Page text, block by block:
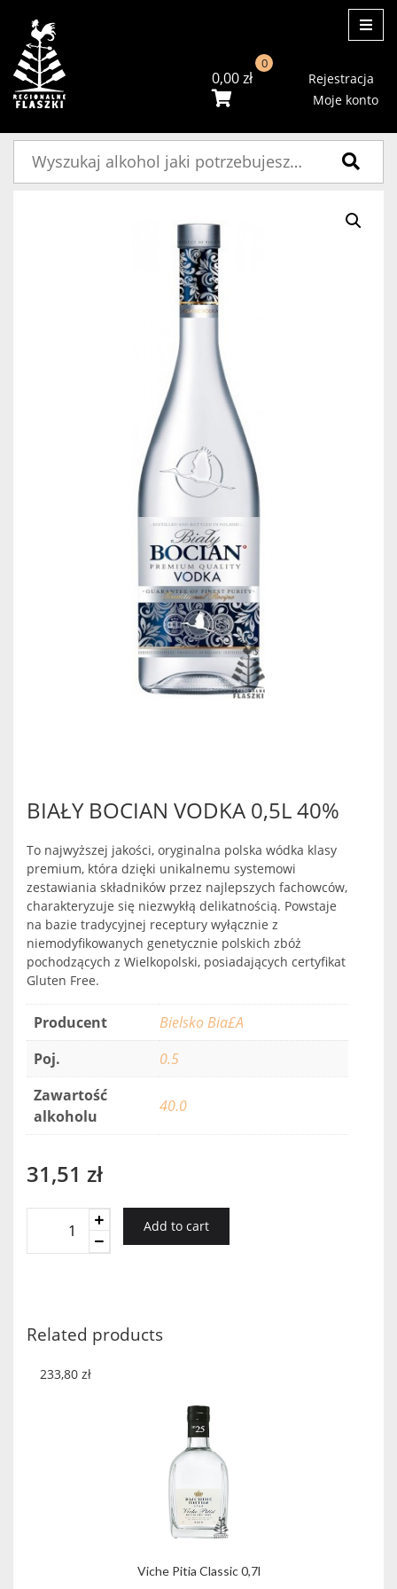
0,00zł
0
Rejestracja
Moje konto
BIAŁY BOCIAN VODKA 0,5L 40%
To najwyższej jakości, oryginalna polska wódka klasy
premium, która dzięki unikalnemu systemowi
zestawiania składników przez najlepszych fachowców,
charakteryzuje się niezwykłą delikatnością. Powstaje
na bazie tradycyjnej receptury wyłącznie z
niemodyfikowanych genetycznie polskich zbóż
pochodzących z Wielkopolski, posiadających certyfikat
Gluten Free.
Producent
Bielsko Bia£A
Poj.
0.5
Zawartość
alkoholu
40.0
31,51 zł
BOCIAN
quantity
Add to cart
Related products
Viche Pitia Classic 0,7l
233,80 zł